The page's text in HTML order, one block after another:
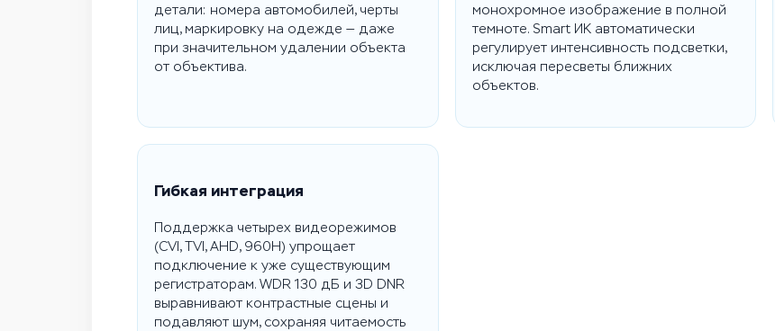
детали: номера автомобилей, черты
лиц, маркировку на одежде — даже
при значительном удалении объекта
от объектива.
монохромное изображение в полной
темноте. Smart ИК автоматически
регулирует интенсивность подсветки,
исключая пересветы ближних
объектов.
Гибкая интеграция
Поддержка четырех видеорежимов
(CVI, TVI, AHD, 960H) упрощает
подключение к уже существующим
регистраторам. WDR 130 дБ и 3D DNR
выравнивают контрастные сцены и
подавляют шум, сохраняя читаемость